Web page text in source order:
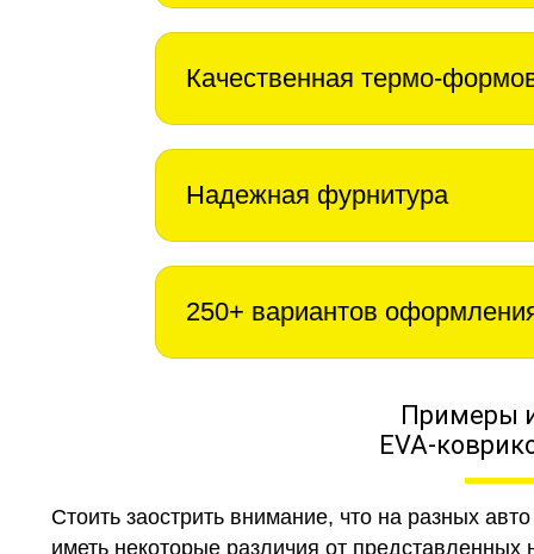
Качественная термо-
Надежная фурнитура
250+ вариантов
Примеры
EVA-
Стоить заострить внимание, что на разных
иметь некоторые различия от